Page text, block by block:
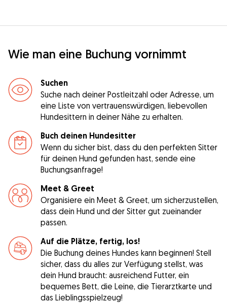
Wie man eine Buchung vornimmt
Suchen
Suche nach deiner Postleitzahl oder Adresse, um
eine Liste von vertrauenswürdigen, liebevollen
Hundesittern in deiner Nähe zu erhalten.
Buch deinen Hundesitter
Wenn du sicher bist, dass du den perfekten Sitter
für deinen Hund gefunden hast, sende eine
Buchungsanfrage!
Meet & Greet
Organisiere ein Meet & Greet, um sicherzustellen,
dass dein Hund und der Sitter gut zueinander
passen.
Auf die Plätze, fertig, los!
Die Buchung deines Hundes kann beginnen! Stell
sicher, dass du alles zur Verfügung stellst, was
dein Hund braucht: ausreichend Futter, ein
bequemes Bett, die Leine, die Tierarztkarte und
das Lieblingsspielzeug!